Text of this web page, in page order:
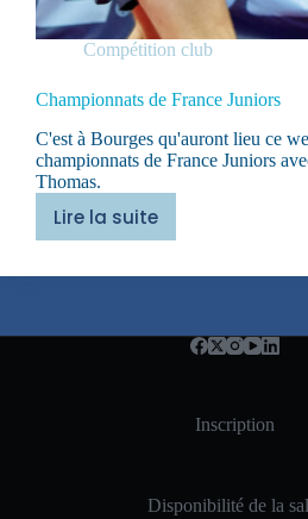
Compétition club
Championnats de France Juniors
C'est à Bourges qu'auront lieu ce
championnats de France Juniors
Thomas.
Lire la suiteChampionnats
France
Inscription
Disponibilité de la